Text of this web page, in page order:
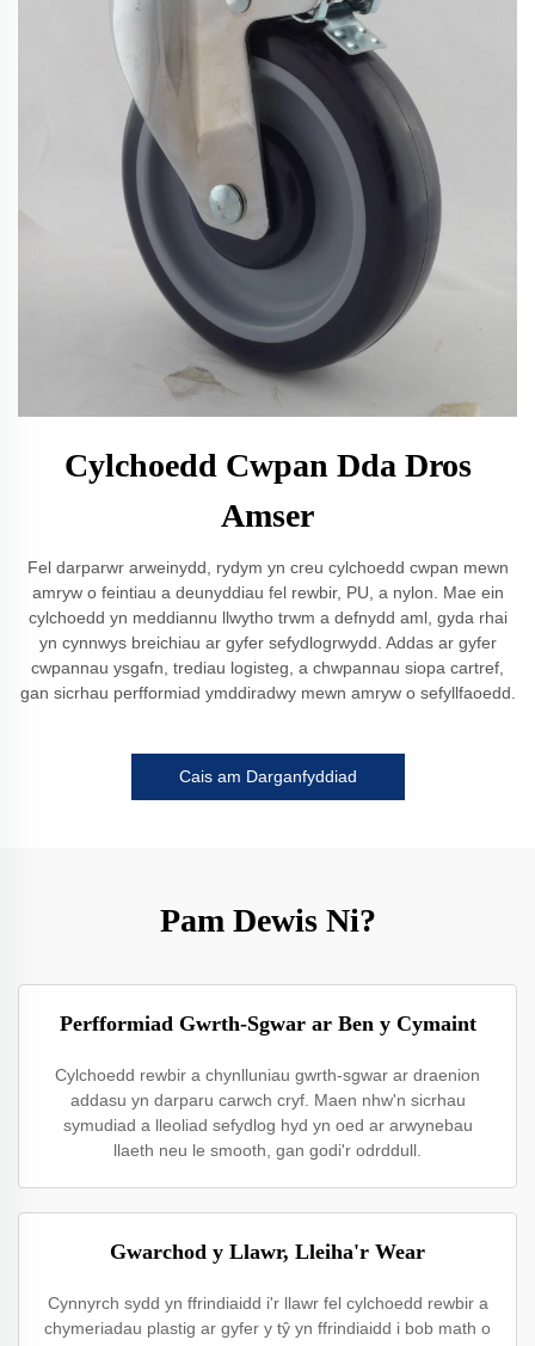
Cylchoedd Cwpan Dda Dros
Amser
Fel darparwr arweinydd, rydym yn creu cylchoedd cwpan mewn
amryw o feintiau a deunyddiau fel rewbir, PU, a nylon. Mae ein
cylchoedd yn meddiannu llwytho trwm a defnydd aml, gyda rhai
yn cynnwys breichiau ar gyfer sefydlogrwydd. Addas ar gyfer
cwpannau ysgafn, trediau logisteg, a chwpannau siopa cartref,
gan sicrhau perfformiad ymddiradwy mewn amryw o sefyllfaoedd.
Cais am Darganfyddiad
Pam Dewis Ni?
Perfformiad Gwrth-Sgwar ar Ben y Cymaint
Cylchoedd rewbir a chynlluniau gwrth-sgwar ar draenion
addasu yn darparu carwch cryf. Maen nhw'n sicrhau
symudiad a lleoliad sefydlog hyd yn oed ar arwynebau
llaeth neu le smooth, gan godi'r odrddull.
Gwarchod y Llawr, Lleiha'r Wear
Cynnyrch sydd yn ffrindiaidd i'r llawr fel cylchoedd rewbir a
chymeriadau plastig ar gyfer y tŷ yn ffrindiaidd i bob math o